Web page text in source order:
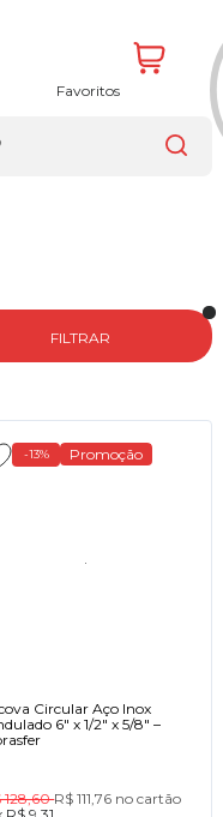
Favoritos
FILTRAR
-13% Promoção
Circular Aço Inox
6" x 1/2" x 5/8" –
128,60R$ 111,76 no cartão